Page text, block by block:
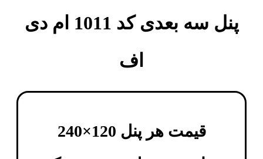
پنل سه بعدی کد 1011 ام دی
اف
قیمت هر پنل 120×240